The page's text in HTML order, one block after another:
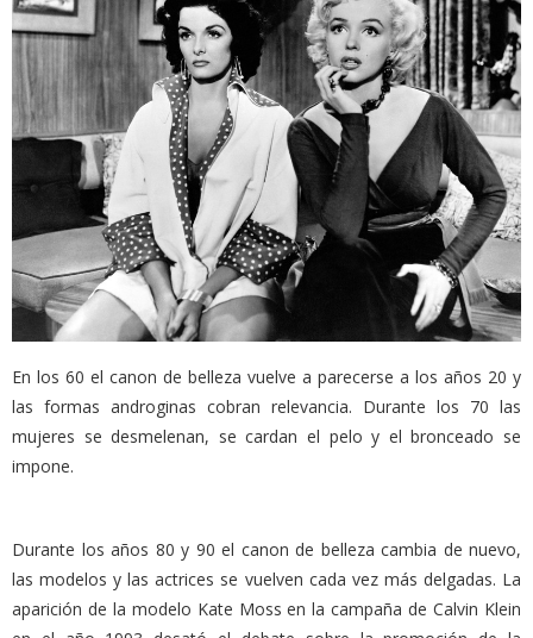
En los 60 el canon de belleza vuelve a parecerse a los años 20 y
las formas androginas cobran relevancia. Durante los 70 las
mujeres se desmelenan, se cardan el pelo y el bronceado se
impone.
Durante los años 80 y 90 el canon de belleza cambia de nuevo,
las modelos y las actrices se vuelven cada vez más delgadas. La
aparición de la modelo Kate Moss en la campaña de Calvin Klein